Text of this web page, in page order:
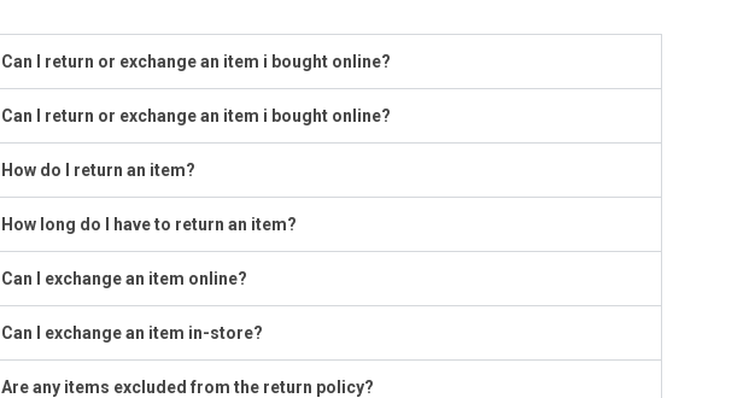
Can I return or exchange an item i bought online?
Can I return or exchange an item i bought online?
How do I return an item?
How long do I have to return an item?
Can I exchange an item online?
Can I exchange an item in-store?
Are any items excluded from the return policy?